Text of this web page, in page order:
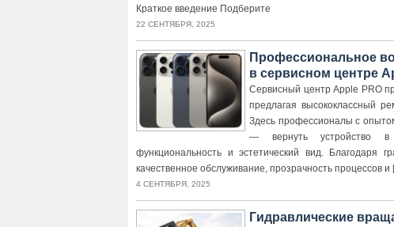
Краткое введение Подберите
22 СЕНТЯБРЯ, 2025
Профессиональное
в сервисном центре
Сервисный центр Apple PRO
предлагая высококлассный
Здесь профессионалы с
— вернуть устройство в
функциональность и эстетический вид. Благодаря
качественное обслуживание, прозрачность процессов
4 СЕНТЯБРЯ, 2025
Гидравлические